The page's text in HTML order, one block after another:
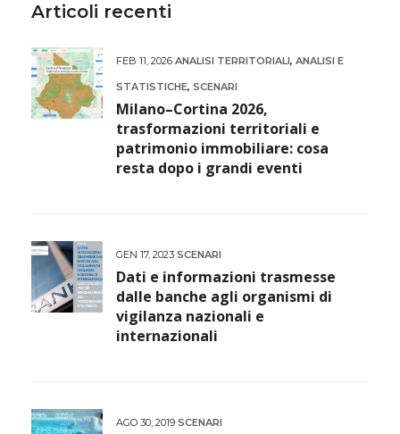
Articoli recenti
FEB 11, 2026 ANALISI TERRITORIALI, ANALISI E
STATISTICHE, SCENARI
Milano–Cortina 2026,
trasformazioni territoriali e
patrimonio immobiliare: cosa
resta dopo i grandi eventi
GEN 17, 2023 SCENARI
Dati e informazioni trasmesse
dalle banche agli organismi di
vigilanza nazionali e
internazionali
AGO 30, 2019 SCENARI